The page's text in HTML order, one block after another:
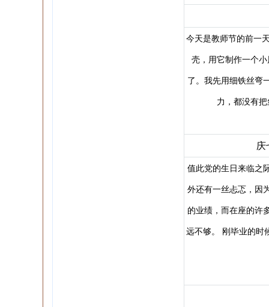
今天是教师节的前一
壳，用它制作一个
了。我先用细铁丝弯
力，都没有
庆
值此党的生日来临之
外还有一丝忐忑，因
的业绩，而在座的许
远不够。 刚毕业的时